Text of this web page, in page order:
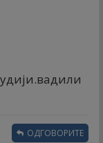
ОДГОВОРИТЕ